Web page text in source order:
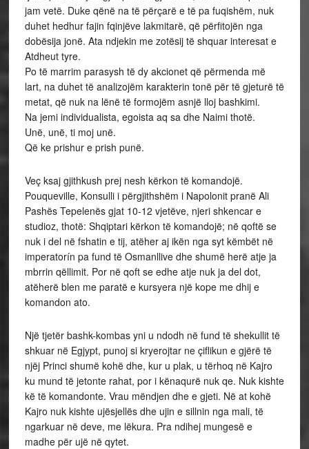
jam vetë. Duke qënë na të përçarë e të pa fuqishëm, nuk
duhet hedhur fajin fqinjëve lakmitarë, që përfitojën nga
dobësija jonë. Ata ndjekin me zotësij të shquar interesat e
Atdheut tyre.
Po të marrim parasysh të dy akcionet që përmenda më
lart, na duhet të analizojëm karakterin tonë për të gjeturë të
metat, që nuk na lënë të formojëm asnjë lloj bashkimi.
Na jemi individualista, egoista aq sa dhe Naimi thotë.
Unë, unë, ti moj unë.
Që ke prishur e prish punë.
Veç ksaj gjithkush prej nesh kërkon të komandojë.
Pouqueville, Konsulli i përgjithshëm i Napolonit pranë Ali
Pashës Tepelenës gjat 10-12 vjetëve, njeri shkencar e
studioz, thotë: Shqiptari kërkon të komandojë; në qoftë se
nuk i del në fshatin e tij, atëher aj ikën nga syt këmbët në
imperatorín pa fund të Osmanllive dhe shumë herë atje ja
mbrrin qëllimit. Por në qoft se edhe atje nuk ja del dot,
atëherë blen me paratë e kursyera një kope me dhij e
komandon ato.
Një tjetër bashk-kombas yni u ndodh në fund të shekullit të
shkuar në Egjypt, punoj si kryerojtar ne çiflikun e gjërë të
njëj Princi shumë kohë dhe, kur u plak, u tërhoq në Kajro
ku mund të jetonte rahat, por i kënaqurë nuk qe. Nuk kishte
kë të komandonte. Vrau mëndjen dhe e gjeti. Në at kohë
Kajro nuk kishte ujësjellës dhe ujin e sillnin nga mali, të
ngarkuar në deve, me lëkura. Pra ndihej mungesë e
madhe për ujë në qytet.